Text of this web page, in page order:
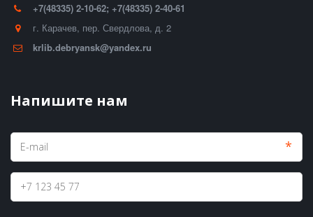
+7(48335) 2-10-62; +7(48335) 2-40-61
г. Карачев, пер. Свердлова, д. 2
krlib.debryansk@yandex.ru
Напишите нам
*